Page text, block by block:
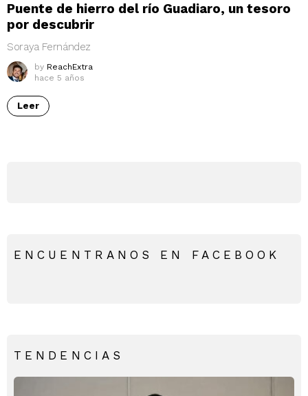
Puente de hierro del río Guadiaro, un tesoro
por descubrir
Soraya Fernández
by ReachExtra
hace 5 años
Leer
ENCUENTRANOS EN FACEBOOK
TENDENCIAS